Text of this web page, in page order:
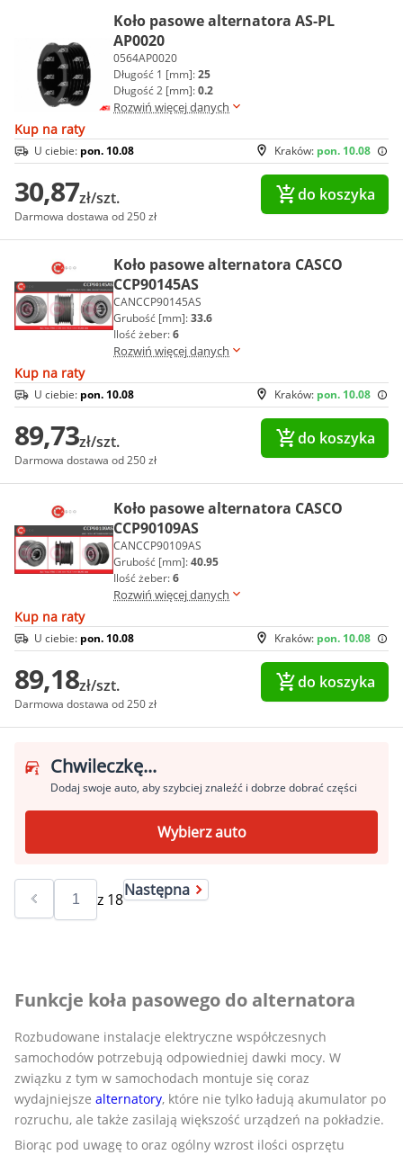
Koło pasowe alternatora AS-PL
AP0020
0564AP0020
Długość 1 [mm]:25
Długość 2 [mm]:0.2
Rozwiń więcej danych
Kup na raty
Kraków: pon. 10.08
U ciebie: pon. 10.08
30,87zł/szt.
Darmowa dostawa od 250 zł
do koszyka
Koło pasowe alternatora CASCO
CCP90145AS
CANCCP90145AS
Grubość [mm]:33.6
Ilość żeber:6
Rozwiń więcej danych
Kup na raty
Kraków: pon. 10.08
U ciebie: pon. 10.08
89,73zł/szt.
Darmowa dostawa od 250 zł
do koszyka
Koło pasowe alternatora CASCO
CCP90109AS
CANCCP90109AS
Grubość [mm]:40.95
Ilość żeber:6
Rozwiń więcej danych
Kup na raty
Kraków: pon. 10.08
U ciebie: pon. 10.08
89,18zł/szt.
Darmowa dostawa od 250 zł
do koszyka
Chwileczkę...
Dodaj swoje auto, aby szybciej znaleźć i dobrze dobrać części
Wybierz auto
z 18Następna
Funkcje koła pasowego do alternatora
Rozbudowane instalacje elektryczne współczesnych
samochodów potrzebują odpowiedniej dawki mocy. W
związku z tym w samochodach montuje się coraz
wydajniejsze alternatory, które nie tylko ładują akumulator po
rozruchu, ale także zasilają większość urządzeń na pokładzie.
Biorąc pod uwagę to oraz ogólny wzrost ilości osprzętu